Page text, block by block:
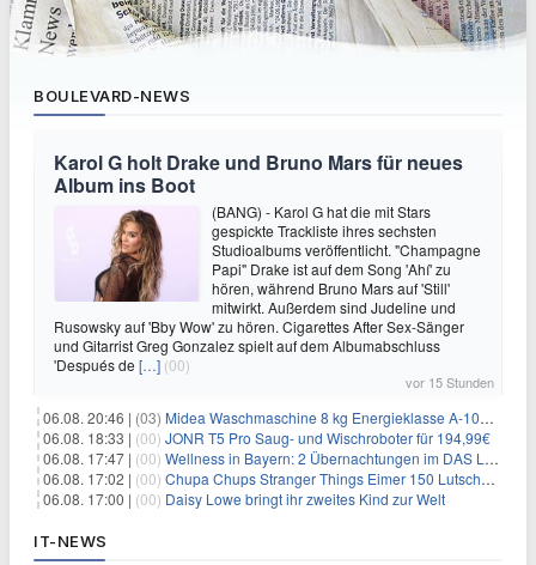
BOULEVARD-NEWS
Karol G holt Drake und Bruno Mars für neues
Album ins Boot
(BANG) - Karol G hat die mit Stars
gespickte Trackliste ihres sechsten
Studioalbums veröffentlicht. "Champagne
Papi" Drake ist auf dem Song 'Ahí' zu
hören, während Bruno Mars auf 'Still'
mitwirkt. Außerdem sind Judeline und
Rusowsky auf 'Bby Wow' zu hören. Cigarettes After Sex-Sänger
und Gitarrist Greg Gonzalez spielt auf dem Albumabschluss
'Después de […] (00)
vor 15 Stunden
06.08. 20:46 | (03) Midea Waschmaschine 8 kg Energieklasse A-10% 1400 U/Min für 289,97€
06.08. 18:33 | (00) JONR T5 Pro Saug- und Wischroboter für 194,99€
06.08. 17:47 | (00) Wellness in Bayern: 2 Übernachtungen im DAS LUDWIG Sports Resort inkl. HP + Wellness ab 174€ p.P.
06.08. 17:02 | (00) Chupa Chups Stranger Things Eimer 150 Lutscher für 21,95€
06.08. 17:00 | (00) Daisy Lowe bringt ihr zweites Kind zur Welt
IT-NEWS